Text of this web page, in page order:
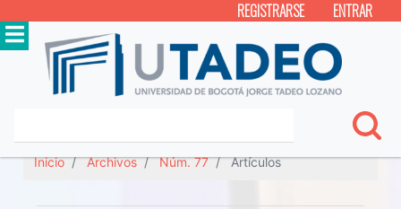
REGISTRARSE ENTRAR
Inicio Archivos Núm. 77 Artículos